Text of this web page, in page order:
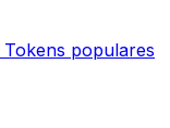
Tokens populares